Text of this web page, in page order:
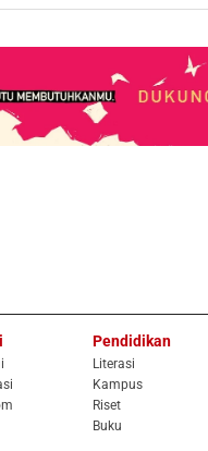
Pendidikan
Literasi
Kampus
Riset
Buku